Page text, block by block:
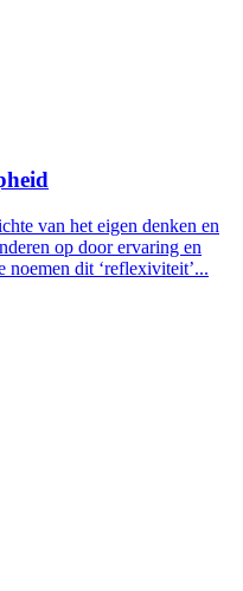
van het eigen denken en
op door ervaring en
noemen dit ‘reflexiviteit’...